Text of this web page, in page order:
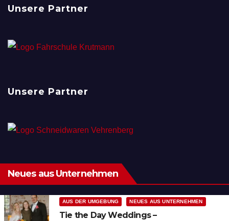
Unsere Partner
Unsere Partner
Neues aus Unternehmen
AUS DER UMGEBUNG NEUES AUS UNTERNEHMEN
Tie the Day Weddings –